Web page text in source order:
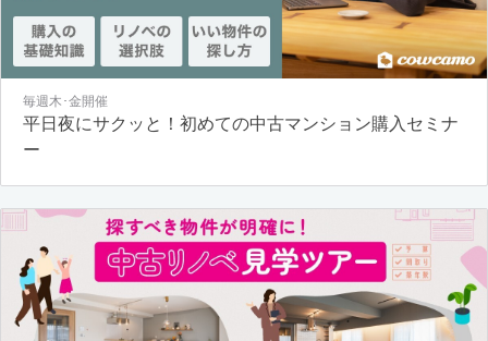
毎週木･金開催
平日夜にサクッと！初めての中古マンション購入セミナ
ー